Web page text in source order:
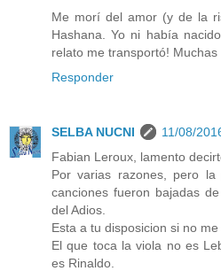
Me morí del amor (y de la
Hashana. Yo ni había
relato me transportó! Muchas
Responder
SELBA NUCNI
11/08/
Fabian Leroux, lamento
Por varias razones, pero
canciones fueron bajadas
del Adios.
Esta a tu disposicion si no me
El que toca la viola no es
es Rinaldo.